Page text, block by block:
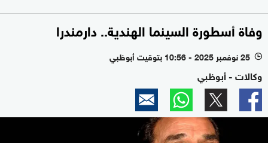
وفاة أسطورة السينما الهندية.. دارمندرا
l 25 نوفمبر 2025 - 10:56 بتوقيت أبوظبي
وكالات - أبوظبي